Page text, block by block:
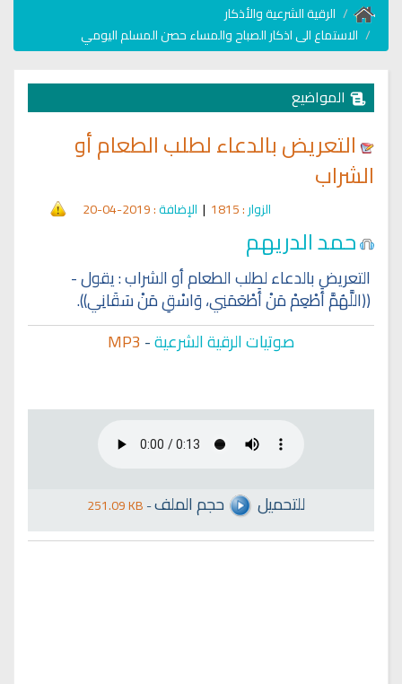
الرقية الشرعية والأذكار
الاستماع الى اذكار الصباح والمساء حصن المسلم اليومي
المواضيع
التعريض بالدعاء لطلب الطعام أو
الشراب
الزوار: 1815
| الإضافة: 2019-04-20
حمد الدريهم
التعريض بالدعاء لطلب الطعام أو الشراب : يقول -
((اللَّهُمَّ أَطْعِمْ مَنْ أَطْعَمَنِي، وَاسْقِ مَنْ سَقَانِي)).
صوتيات الرقية الشرعية-
MP3
251.09 KB- للتحميل حجم الملف